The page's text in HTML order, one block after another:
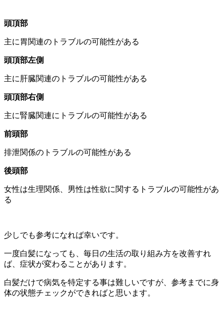
頭頂部
主に胃関連のトラブルの可能性がある
頭頂部左側
主に肝臓関連のトラブルの可能性がある
頭頂部右側
主に腎臓関連にトラブルの可能性がある
前頭部
排泄関係のトラブルの可能性がある
後頭部
女性は生理関係、男性は性欲に関するトラブルの可能性があ
る
少しでも参考になれば幸いです。
一度白髪になっても、毎日の生活の取り組み方を改善すれ
ば、症状が変わることがあります。
白髪だけで病気を特定する事は難しいですが、参考までに身
体の状態チェックができればと思います。